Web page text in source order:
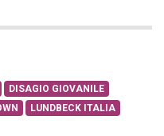
DISAGIO GIOVANILE
LUNDBECK ITALIA